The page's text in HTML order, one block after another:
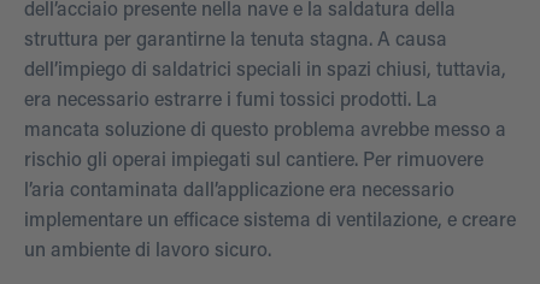
dell’acciaio presente nella nave e la saldatura della
struttura per garantirne la tenuta stagna. A causa
dell’impiego di saldatrici speciali in spazi chiusi, tuttavia,
era necessario estrarre i fumi tossici prodotti. La
mancata soluzione di questo problema avrebbe messo a
rischio gli operai impiegati sul cantiere. Per rimuovere
l’aria contaminata dall’applicazione era necessario
implementare un efficace sistema di ventilazione, e creare
un ambiente di lavoro sicuro.